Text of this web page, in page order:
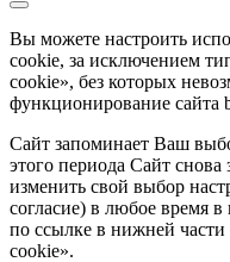
Вы можете настроить
cookie, за исключением
cookie», без которых
функционирование сайта
Сайт запоминает Ваш
этого периода Сайт
изменить свой выбор
согласие) в любое время
по ссылке в нижней
cookie».